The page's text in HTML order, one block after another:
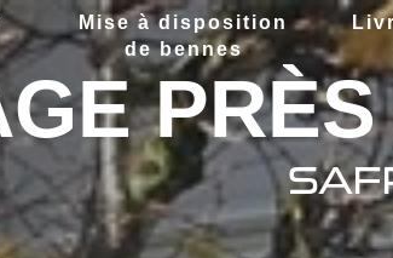
Mise à disposition
de bennes